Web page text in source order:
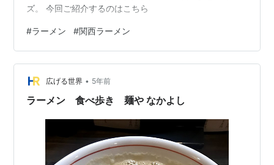
ズ。 今回ご紹介するのはこちら
#ラーメン #関西ラーメン
広げる世界 • 5年前
ラーメン 食べ歩き 麺や なかよし